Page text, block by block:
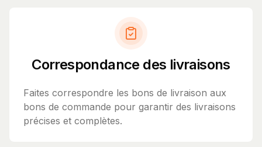
Correspondance des livraisons
Faites correspondre les bons de livraison aux
bons de commande pour garantir des livraisons
précises et complètes.